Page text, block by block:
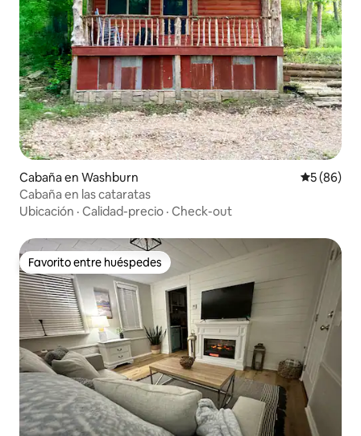
Cabaña en Washburn
5 (86)
Cabaña en las cataratas
Ubicación · Calidad-precio · Check-out
Favorito entre huéspedes
Favorito entre huéspedes